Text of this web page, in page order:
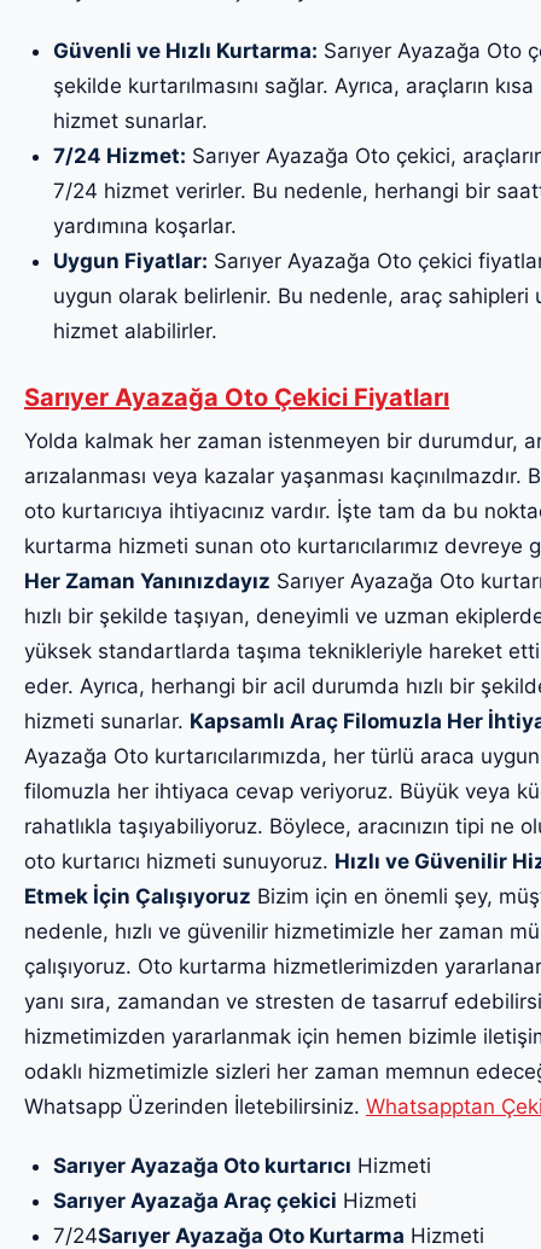
Güvenli ve Hızlı Kurtarma: Sarıyer Ayazağa Oto
şekilde kurtarılmasını sağlar. Ayrıca, araçların
hizmet sunarlar.
7/24 Hizmet: Sarıyer Ayazağa Oto çekici,
7/24 hizmet verirler. Bu nedenle, herhangi bir
yardımına koşarlar.
Uygun Fiyatlar: Sarıyer Ayazağa Oto çekici
uygun olarak belirlenir. Bu nedenle, araç
hizmet alabilirler.
Sarıyer Ayazağa Oto Çekici Fiyatları
Yolda kalmak her zaman istenmeyen bir durumdur,
arızalanması veya kazalar yaşanması
oto kurtarıcıya ihtiyacınız vardır. İşte tam da bu
kurtarma hizmeti sunan oto kurtarıcılarımız devreye
Her Zaman Yanınızdayız Sarıyer Ayazağa Oto
hızlı bir şekilde taşıyan, deneyimli ve uzman
yüksek standartlarda taşıma teknikleriyle hareket
eder. Ayrıca, herhangi bir acil durumda hızlı bir
hizmeti sunarlar. Kapsamlı Araç Filomuzla Her
Ayazağa Oto kurtarıcılarımızda, her türlü araca
filomuzla her ihtiyaca cevap veriyoruz. Büyük veya
rahatlıkla taşıyabiliyoruz. Böylece, aracınızın tipi ne
oto kurtarıcı hizmeti sunuyoruz. Hızlı ve Güvenilir
Etmek İçin Çalışıyoruz Bizim için en önemli şey,
nedenle, hızlı ve güvenilir hizmetimizle her zaman
çalışıyoruz. Oto kurtarma hizmetlerimizden
yanı sıra, zamandan ve stresten de tasarruf
hizmetimizden yararlanmak için hemen bizimle
odaklı hizmetimizle sizleri her zaman memnun
Whatsapp Üzerinden İletebilirsiniz. Whatsapptan
Sarıyer Ayazağa Oto kurtarıcı Hizmeti
Sarıyer Ayazağa Araç çekici Hizmeti
7/24Sarıyer Ayazağa Oto Kurtarma Hizmeti